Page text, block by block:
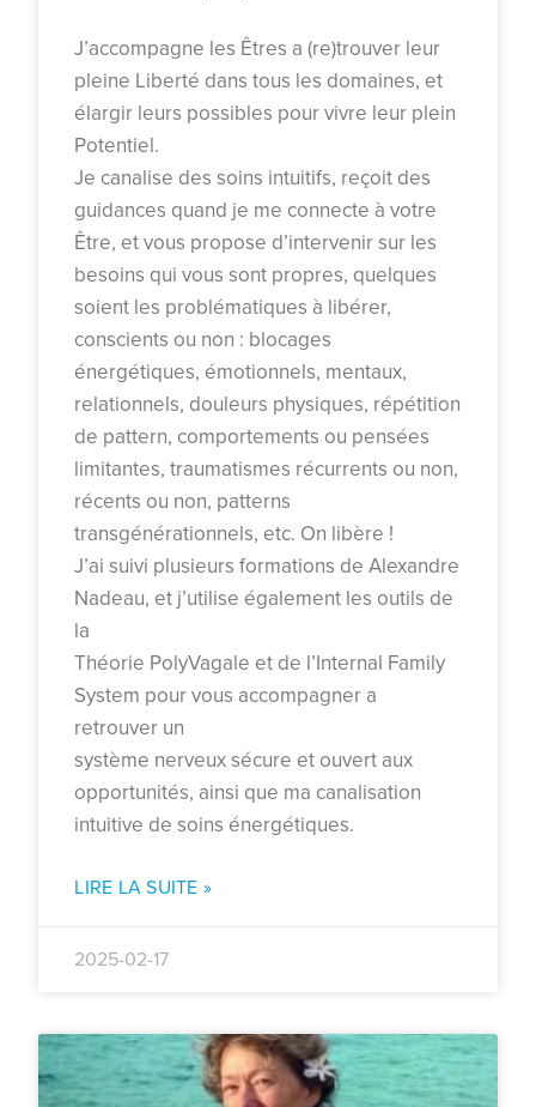
J’accompagne les Êtres a (re)trouver leur
pleine Liberté dans tous les domaines, et
élargir leurs possibles pour vivre leur plein
Potentiel.
Je canalise des soins intuitifs, reçoit des
guidances quand je me connecte à votre
Être, et vous propose d’intervenir sur les
besoins qui vous sont propres, quelques
soient les problématiques à libérer,
conscients ou non : blocages
énergétiques, émotionnels, mentaux,
relationnels, douleurs physiques, répétition
de pattern, comportements ou pensées
limitantes, traumatismes récurrents ou non,
récents ou non, patterns
transgénérationnels, etc. On libère !
J’ai suivi plusieurs formations de Alexandre
Nadeau, et j’utilise également les outils de
la
Théorie PolyVagale et de l’Internal Family
System pour vous accompagner a
retrouver un
système nerveux sécure et ouvert aux
opportunités, ainsi que ma canalisation
intuitive de soins énergétiques.
LIRE LA SUITE »
2025-02-17